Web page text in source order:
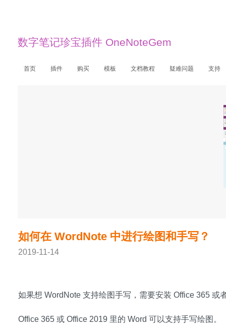
数字笔记珍宝插件 OneNoteGem
首页 插件 购买 模板 文档教程 疑难问题 支持
如何在 WordNote 中进行绘图和手写？
2019-11-14
如果想 WordNote 支持绘图手写，需要安装 Office 365 或
Office 365 或 Office 2019 里的 Word 可以支持手写绘图。